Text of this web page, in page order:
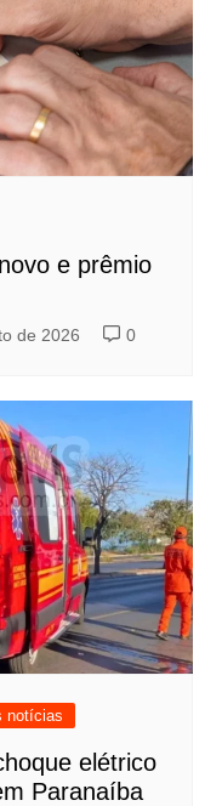
e prêmio
de 2026 0
notícias
elétrico
Paranaíba